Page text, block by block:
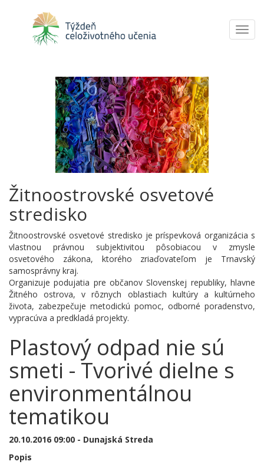
Žitnoostrovské osvetové
stredisko
Žitnoostrovské osvetové stredisko je príspevková organizácia s
vlastnou právnou subjektivitou pôsobiacou v zmysle
osvetového zákona, ktorého zriaďovateľom je Trnavský
samosprávny kraj.
Organizuje podujatia pre občanov Slovenskej republiky, hlavne
Žitného ostrova, v rôznych oblastiach kultúry a kultúrneho
života, zabezpečuje metodickú pomoc, odborné poradenstvo,
vypracúva a predkladá projekty.
Plastový odpad nie sú
smeti - Tvorivé dielne s
environmentálnou
tematikou
20.10.2016 09:00 - Dunajská Streda
Popis